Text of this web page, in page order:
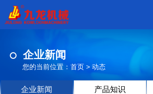
企业新闻
您的当前位置： 首页 > 动态
企业新闻 产品知识